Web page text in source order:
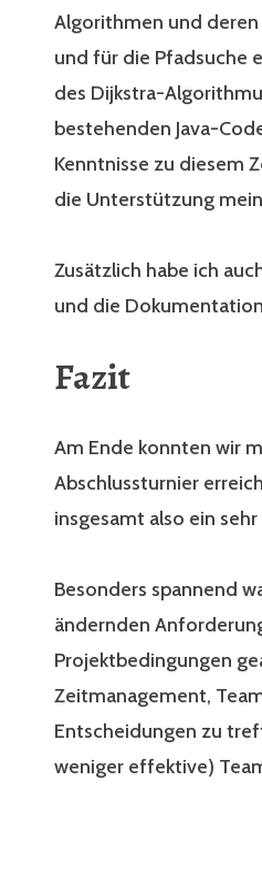
Algorithmen und
und für die Pfadsuche
des Dijkstra-
bestehenden Java-
Kenntnisse zu diesem
die Unterstützung
Zusätzlich habe ich
und die
Fazit
Am Ende konnten wir
Abschlussturnier
insgesamt also ein
Besonders spannend
ändernden
Projektbedingungen
Zeitmanagement,
Entscheidungen zu
weniger effektive)